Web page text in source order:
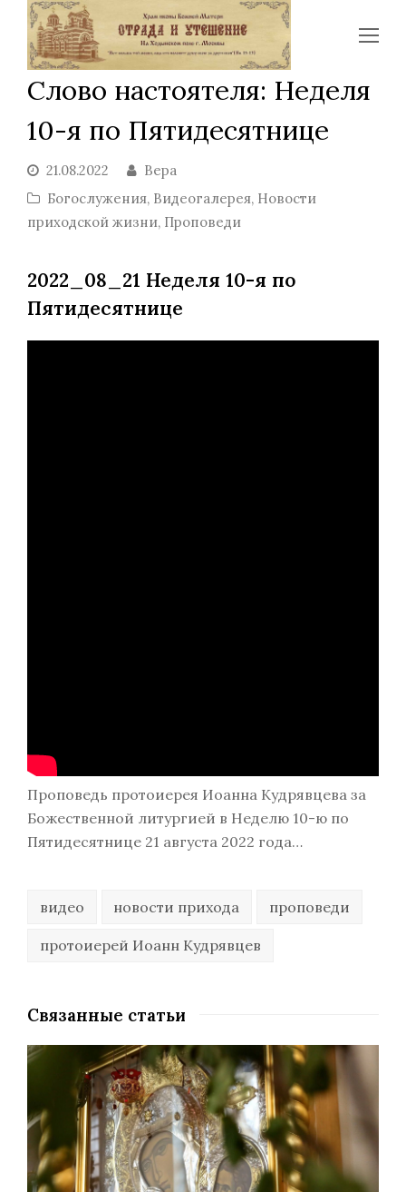
Слово настоятеля: Неделя
10-я по Пятидесятнице
21.08.2022
Вера
Богослужения, Видеогалерея, Новости
приходской жизни, Проповеди
2022_08_21 Неделя 10-я по
Пятидесятнице
Проповедь протоиерея Иоанна Кудрявцева за
Божественной литургией в Неделю 10-ю по
Пятидесятнице 21 августа 2022 года…
видео новости прихода проповеди
протоиерей Иоанн Кудрявцев
Связанные статьи